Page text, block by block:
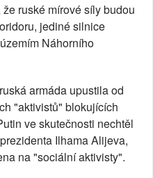
ruské mírové síly budou
jediné silnice
Náhorního
armáda upustila od
"aktivistů" blokujících
ve skutečnosti nechtěl
Ilhama Alijeva,
na "sociální aktivisty".